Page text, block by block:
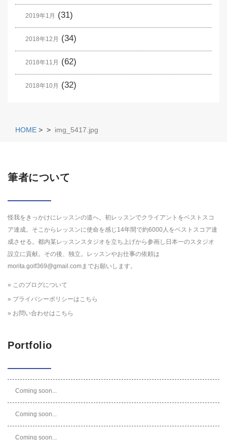
2019年1月 (31)
2018年12月 (34)
2018年11月 (62)
2018年10月 (32)
HOME > > img_5417.jpg
筆者について
怪我をきっかけにレッスンの道へ。初レッスンでクライアントをベストスコ
ア達成。そこからレッスンに使命を感じ14年間で約6000人をベストスコア達
成させる。都内某レッスンスタジオを立ち上げから参画し日本一のスタジオ
設立に貢献。その後、独立。レッスンやお仕事の依頼は
morita.golf369@gmail.comまでお願いします。
» このブログについて
» プライバシーポリシーはこちら
» お問い合わせはこちら
Portfolio
Coming soon...
Coming soon...
Coming soon...